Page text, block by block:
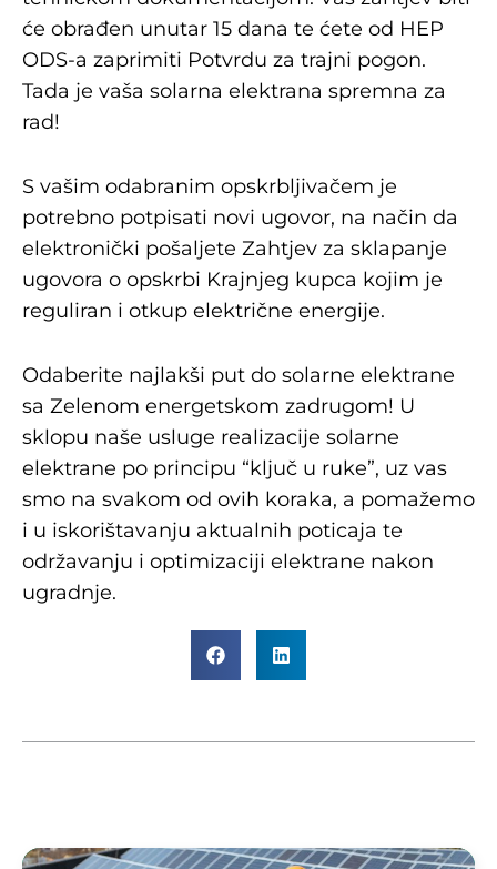
će obrađen unutar 15 dana te ćete od HEP
ODS-a zaprimiti Potvrdu za trajni pogon.
Tada je vaša solarna elektrana spremna za
rad!
S vašim odabranim opskrbljivačem je
potrebno potpisati novi ugovor, na način da
elektronički pošaljete Zahtjev za sklapanje
ugovora o opskrbi Krajnjeg kupca kojim je
reguliran i otkup električne energije.
Odaberite najlakši put do solarne elektrane
sa Zelenom energetskom zadrugom! U
sklopu naše usluge realizacije solarne
elektrane po principu “ključ u ruke”, uz vas
smo na svakom od ovih koraka, a pomažemo
i u iskorištavanju aktualnih poticaja te
održavanju i optimizaciji elektrane nakon
ugradnje.